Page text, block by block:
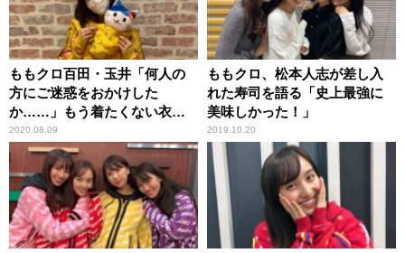
ももクロ百田・玉井「何人の
方にご迷惑をおかけした
か……」もう着たくない衣装
が続々
2020.08.09
ももクロ、松本人志が差し入
れた寿司を語る「史上最強に
美味しかった！」
2019.10.20